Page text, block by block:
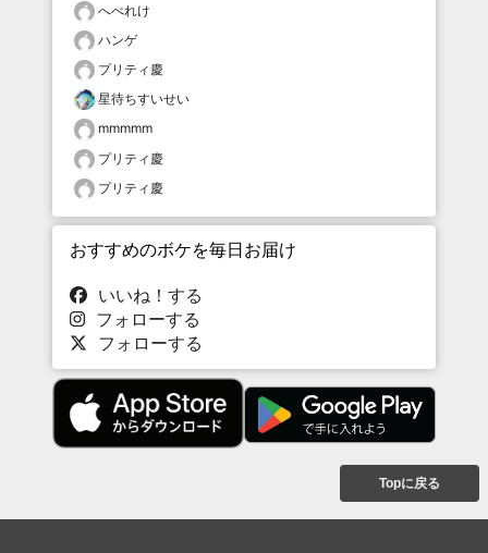
へべれけ
ハンゲ
プリティ慶
星待ちすいせい
mmmmm
プリティ慶
プリティ慶
おすすめのボケを毎日お届け
いいね！する
フォローする
フォローする
Topに戻る